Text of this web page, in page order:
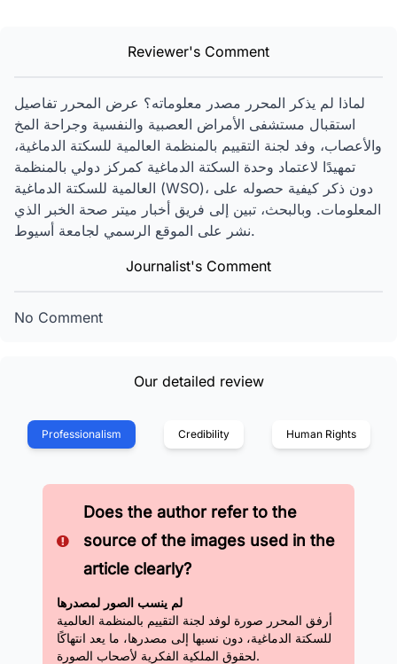
Reviewer's Comment
لماذا لم يذكر المحرر مصدر معلوماته؟ عرض المحرر تفاصيل
استقبال مستشفى الأمراض العصبية والنفسية وجراحة المخ
والأعصاب، وفد لجنة التقييم بالمنظمة العالمية للسكتة الدماغية،
تمهيدًا لاعتماد وحدة السكتة الدماغية كمركز دولي بالمنظمة
العالمية للسكتة الدماغية (WSO)، دون ذكر كيفية حصوله على
المعلومات. وبالبحث، تبين إلى فريق أخبار ميتر صحة الخبر الذي
نشر على الموقع الرسمي لجامعة أسيوط.
Journalist's Comment
No Comment
Our detailed review
Professionalism Credibility Human Rights
Does the author refer to the
source of the images used in the
article clearly?
لم ينسب الصور لمصدرها
أرفق المحرر صورة لوفد لجنة التقييم بالمنظمة العالمية
للسكتة الدماغية، دون نسبها إلى مصدرها، ما يعد انتهاكًا
لحقوق الملكية الفكرية لأصحاب الصورة.